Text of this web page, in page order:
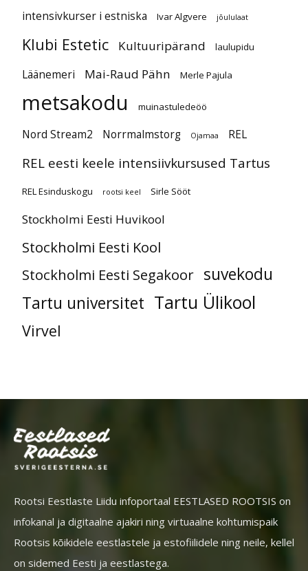
intensivkurser i estniska Ivar Algvere jõululaat
Klubi Estetic Kultuuripärand laulupidu
Läänemeri Mai-Raud Pähn Merle Pajula
metsakodu muinastuledeöö
Nord Stream2 Norrmalmstorg Ojamaa REL
REL eesti keele intensiivkursused Tartus
REL Esinduskogu rootsi keel Sirle Sööt
Stockholmi Eesti Huvikool
Stockholmi Eesti Kool
Stockholmi Eesti Segakoor suvekodu
Tartu universitet Tartu Ülikool
Virvel
Rootsi Eestlaste Liidu infoportaal EESTLASED ROOTSIS on
infokanal ja digitaalne ajakiri ning virtuaalne kohtumispaik
Rootsis kõikidele eestlastele ja estofiilidele ning neile, kellel
on sidemed Eesti ja eestlastega.